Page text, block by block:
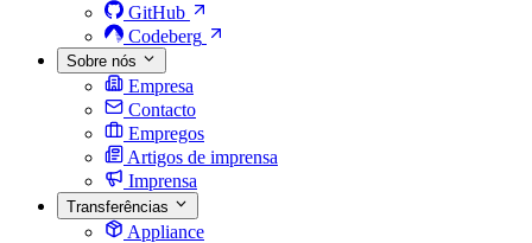
GitHub
Codeberg
Sobre nós
Empresa
Contacto
Empregos
Artigos de imprensa
Imprensa
Transferências
Appliance